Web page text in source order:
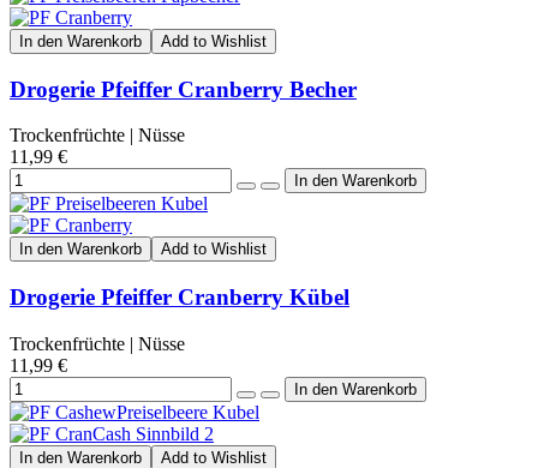
In den Warenkorb Add to Wishlist
Drogerie Pfeiffer Cranberry Becher
Trockenfrüchte | Nüsse
11,99 €
In den Warenkorb Add to Wishlist
Drogerie Pfeiffer Cranberry Kübel
Trockenfrüchte | Nüsse
11,99 €
In den Warenkorb Add to Wishlist